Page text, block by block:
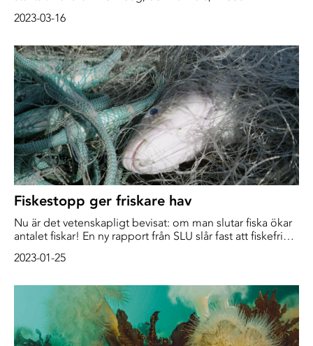
miljöorganisationer argumenterar för att lagbrottet måste
2023-03-16
Fiskestopp ger friskare hav
Nu är det vetenskapligt bevisat: om man slutar fiska ökar
antalet fiskar! En ny rapport från SLU slår fast att fiskefria
övergödning.
2023-01-25